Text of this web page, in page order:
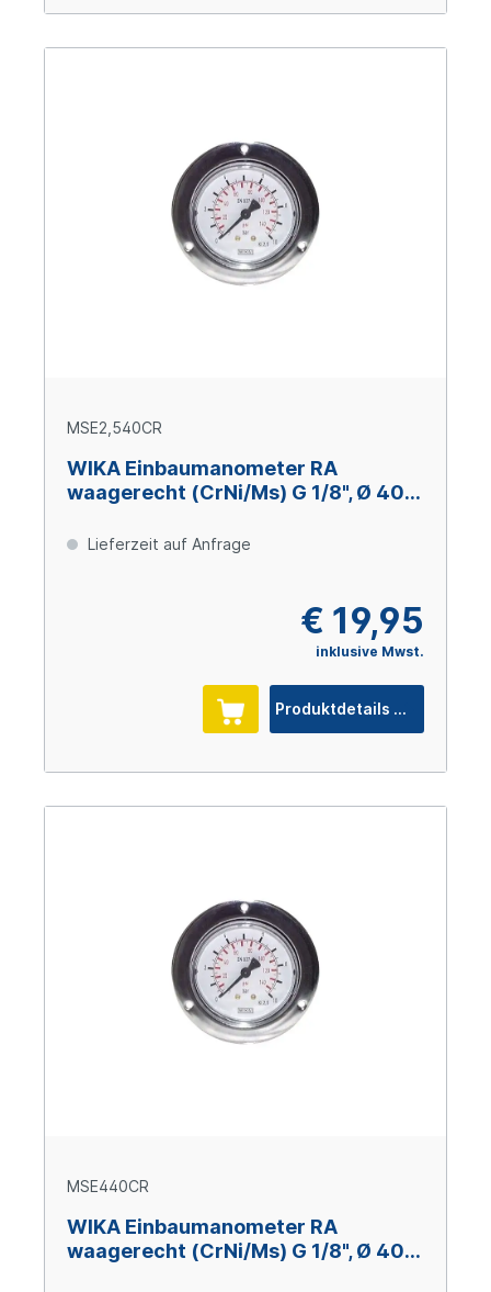
MSE2,540CR
WIKA Einbaumanometer RA
waagerecht (CrNi/Ms) G 1/8", Ø 40
Lieferzeit auf Anfrage
€ 19,95
inklusive Mwst.
Produktdetails
MSE440CR
WIKA Einbaumanometer RA
waagerecht (CrNi/Ms) G 1/8", Ø 40